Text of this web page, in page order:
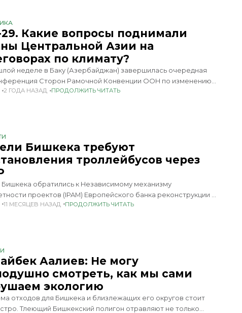
29. Какие вопросы поднимали
Центральной Азии на
по климату?
неделе в Баку (Азербайджан) завершилась очередная
Сторон Рамочной Конвенции ООН по изменению
(КС-29 РКИК ООН). В ней приняли участие и страны
2 ГОДА НАЗАД ПРОДОЛЖИТЬ ЧИТАТЬ
Бишкека требуют
троллейбусов через
обратились к Независимому механизму
проектов (IPAM) Европейского банка реконструкции и
(ЕБРР) с просьбой содействовать диалогу с городскими
11 МЕСЯЦЕВ НАЗАД ПРОДОЛЖИТЬ ЧИТАТЬ
Аалиев: Не могу
смотреть, как мы сами
экологию
отходов для Бишкека и близлежащих его округов стоит
Тлеющий Бишкекский полигон отравляют не только